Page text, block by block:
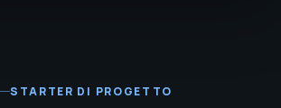
STARTER DI PROGETTO